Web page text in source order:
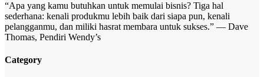
“Apa yang kamu butuhkan untuk memulai bisnis? Tiga hal
sederhana: kenali produkmu lebih baik dari siapa pun, kenali
pelangganmu, dan miliki hasrat membara untuk sukses.” — Dave
Thomas, Pendiri Wendy’s
Category